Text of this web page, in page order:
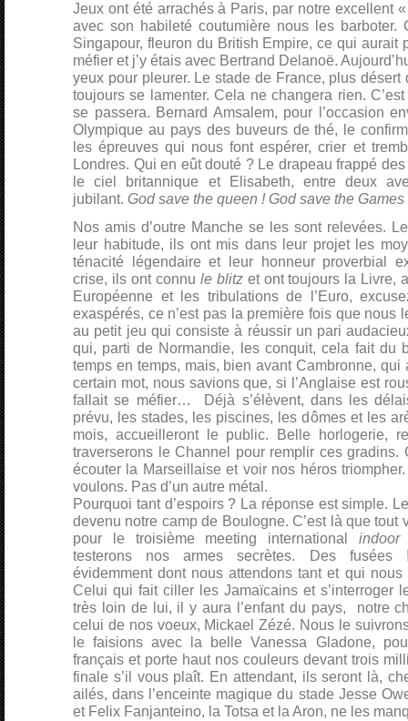
Jeux ont été arrachés à Paris, par notre excellent
avec son habileté coutumière nous les barboter.
Singapour, fleuron du British Empire, ce qui aurait
méfier et j’y étais avec Bertrand Delanoë.
yeux pour pleurer. Le stade de France, plus désert
toujours se lamenter. Cela ne changera rien.
se passera. Bernard Amsalem, pour l’occasion
Olympique au pays des buveurs de thé, le
les épreuves qui nous font espérer, crier et
Londres. Qui en eût douté ? Le drapeau frappé
le ciel britannique et Elisabeth, entre deux
jubilant. God save the queen ! God save the Games
Nos amis d’outre Manche se les sont relevées.
leur habitude, ils ont mis dans leur projet les
ténacité légendaire et leur honneur proverbial
crise, ils ont connu le blitzet ont toujours la Livre,
Européenne et les tribulations de l’Euro,
exaspérés, ce n’est pas la première fois que nous
au petit jeu qui consiste à réussir un pari
qui, parti de Normandie, les conquit, cela fait du
temps en temps, mais, bien avant Cambronne, qui
certain mot, nous savions que, si l’Anglaise est
fallait se méfier… Déjà s’élèvent, dans les
prévu, les stades, les piscines, les dômes et les
mois, accueilleront le public. Belle horlogerie,
traverserons le Channel pour remplir ces gradins.
écouter la Marseillaise et voir nos héros
voulons. Pas d’un autre métal.
Pourquoi tant d’espoirs ? La réponse est simple.
devenu notre camp de Boulogne. C’est là que tout
pour le troisième meeting international
testerons nos armes secrètes. Des fusées
évidemment dont nous attendons tant et qui
Celui qui fait ciller les Jamaïcains et s’interroger
très loin de lui, il y aura l’enfant du pays, notre
celui de nos voeux, Mickael Zézé. Nous le
le faisions avec la belle Vanessa Gladone,
français et porte haut nos couleurs devant trois
finale s’il vous plaît. En attendant, ils seront là,
ailés, dans l’enceinte magique du stade Jesse
et Felix Fanjanteino, la Totsa et la Aron, ne les